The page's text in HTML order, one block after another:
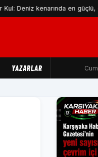
en güçlü, en sağlam
YAZARLAR